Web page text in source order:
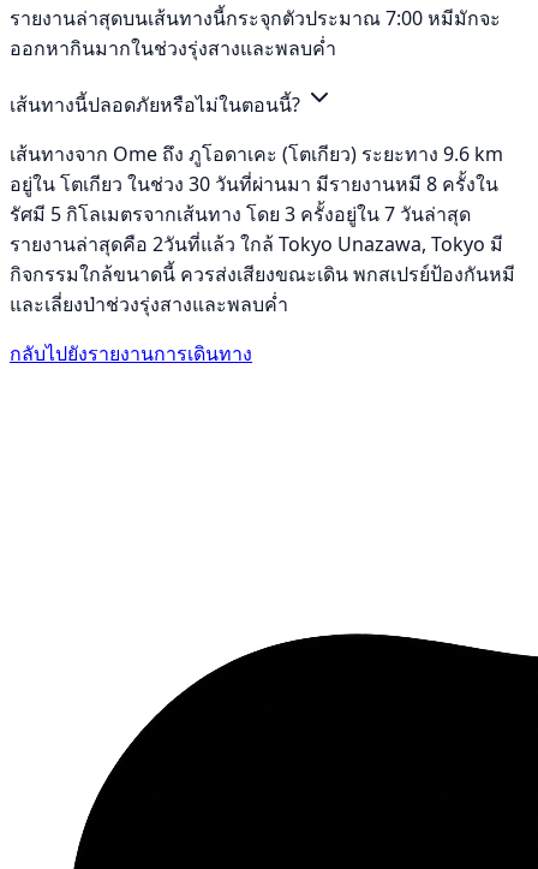
รายงานล่าสุดบนเส้นทางนี้กระจุกตัวประมาณ 7:00 หมีมักจะ
ออกหากินมากในช่วงรุ่งสางและพลบค่ำ
เส้นทางนี้ปลอดภัยหรือไม่ในตอนนี้?
เส้นทางจาก Ome ถึง ภูโอดาเคะ (โตเกียว) ระยะทาง 9.6 km
อยู่ใน โตเกียว ในช่วง 30 วันที่ผ่านมา มีรายงานหมี 8 ครั้งใน
รัศมี 5 กิโลเมตรจากเส้นทาง โดย 3 ครั้งอยู่ใน 7 วันล่าสุด
รายงานล่าสุดคือ 2วันที่แล้ว ใกล้ Tokyo Unazawa, Tokyo มี
กิจกรรมใกล้ขนาดนี้ ควรส่งเสียงขณะเดิน พกสเปรย์ป้องกันหมี
และเลี่ยงป่าช่วงรุ่งสางและพลบค่ำ
กลับไปยังรายงานการเดินทาง